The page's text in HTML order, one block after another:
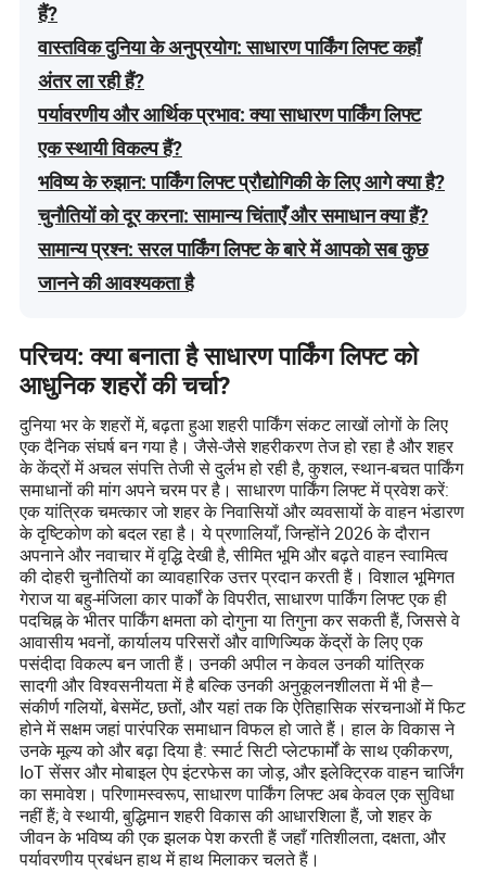
हैं?
वास्तविक दुनिया के अनुप्रयोग: साधारण पार्किंग लिफ्ट कहाँ
अंतर ला रही हैं?
पर्यावरणीय और आर्थिक प्रभाव: क्या साधारण पार्किंग लिफ्ट
एक स्थायी विकल्प हैं?
भविष्य के रुझान: पार्किंग लिफ्ट प्रौद्योगिकी के लिए आगे क्या है?
चुनौतियों को दूर करना: सामान्य चिंताएँ और समाधान क्या हैं?
सामान्य प्रश्न: सरल पार्किंग लिफ्ट के बारे में आपको सब कुछ
जानने की आवश्यकता है
परिचय: क्या बनाता है साधारण पार्किंग लिफ्ट को
आधुनिक शहरों की चर्चा?
दुनिया भर के शहरों में, बढ़ता हुआ शहरी पार्किंग संकट लाखों लोगों के लिए
एक दैनिक संघर्ष बन गया है। जैसे-जैसे शहरीकरण तेज हो रहा है और शहर
के केंद्रों में अचल संपत्ति तेजी से दुर्लभ हो रही है, कुशल, स्थान-बचत पार्किंग
समाधानों की मांग अपने चरम पर है। साधारण पार्किंग लिफ्ट में प्रवेश करें:
एक यांत्रिक चमत्कार जो शहर के निवासियों और व्यवसायों के वाहन भंडारण
के दृष्टिकोण को बदल रहा है। ये प्रणालियाँ, जिन्होंने 2026 के दौरान
अपनाने और नवाचार में वृद्धि देखी है, सीमित भूमि और बढ़ते वाहन स्वामित्व
की दोहरी चुनौतियों का व्यावहारिक उत्तर प्रदान करती हैं। विशाल भूमिगत
गेराज या बहु-मंजिला कार पार्कों के विपरीत, साधारण पार्किंग लिफ्ट एक ही
पदचिह्न के भीतर पार्किंग क्षमता को दोगुना या तिगुना कर सकती हैं, जिससे वे
आवासीय भवनों, कार्यालय परिसरों और वाणिज्यिक केंद्रों के लिए एक
पसंदीदा विकल्प बन जाती हैं। उनकी अपील न केवल उनकी यांत्रिक
सादगी और विश्वसनीयता में है बल्कि उनकी अनुकूलनशीलता में भी है—
संकीर्ण गलियों, बेसमेंट, छतों, और यहां तक कि ऐतिहासिक संरचनाओं में फिट
होने में सक्षम जहां पारंपरिक समाधान विफल हो जाते हैं। हाल के विकास ने
उनके मूल्य को और बढ़ा दिया है: स्मार्ट सिटी प्लेटफार्मों के साथ एकीकरण,
IoT सेंसर और मोबाइल ऐप इंटरफेस का जोड़, और इलेक्ट्रिक वाहन चार्जिंग
का समावेश। परिणामस्वरूप, साधारण पार्किंग लिफ्ट अब केवल एक सुविधा
नहीं हैं; वे स्थायी, बुद्धिमान शहरी विकास की आधारशिला हैं, जो शहर के
जीवन के भविष्य की एक झलक पेश करती हैं जहाँ गतिशीलता, दक्षता, और
पर्यावरणीय प्रबंधन हाथ में हाथ मिलाकर चलते हैं।